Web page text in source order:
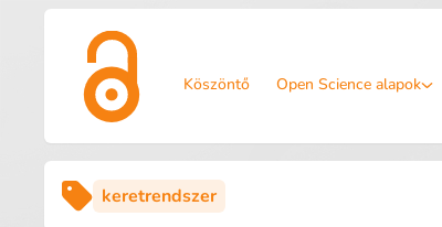
Köszöntő Open Science alapok
keretrendszer